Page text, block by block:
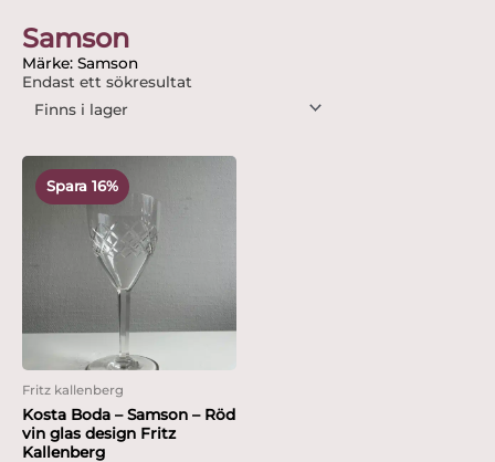
Samson
Märke: Samson
Endast ett sökresultat
Spara 16%
Fritz kallenberg
Kosta Boda – Samson – Röd
vin glas design Fritz
Kallenberg
ursprungliga
595 kr.
nuvarande
priset
499 kr.